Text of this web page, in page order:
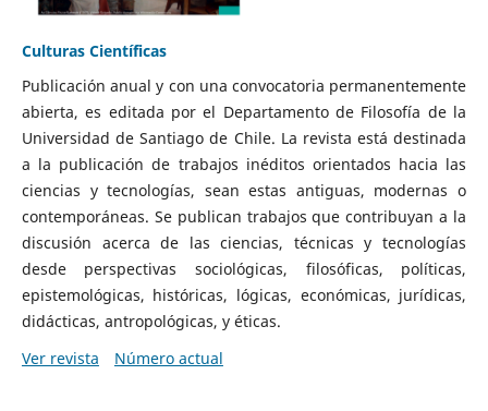
Culturas Científicas
Publicación anual y con una convocatoria permanentemente
abierta, es editada por el Departamento de Filosofía de la
Universidad de Santiago de Chile. La revista está destinada
a la publicación de trabajos inéditos orientados hacia las
ciencias y tecnologías, sean estas antiguas, modernas o
contemporáneas. Se publican trabajos que contribuyan a la
discusión acerca de las ciencias, técnicas y tecnologías
desde perspectivas sociológicas, filosóficas, políticas,
epistemológicas, históricas, lógicas, económicas, jurídicas,
didácticas, antropológicas, y éticas.
Ver revista
Número actual